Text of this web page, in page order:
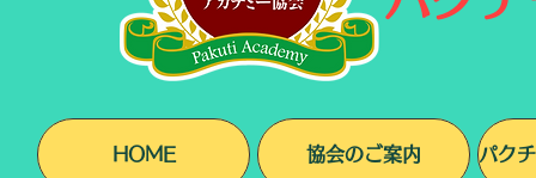
HOME 協会のご案内 パク